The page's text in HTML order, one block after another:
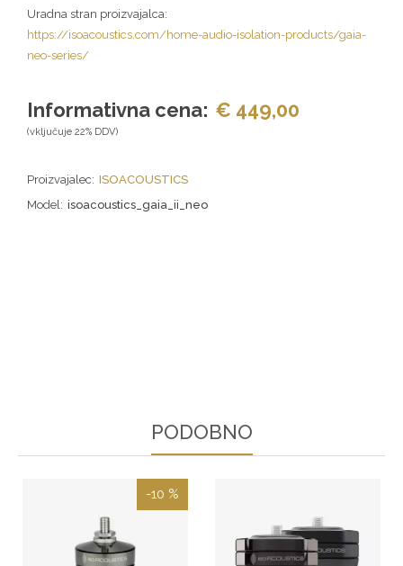
Proizvajalec: ISOACOUSTICS
Model: isoacoustics_gaia_ii_neo
Uradna stran proizvajalca:
https://isoacoustics.com/home-audio-isolation-products/gaia-
neo-series/
Informativna cena: € 449,00
(vključuje 22% DDV)
PODOBNO
-10 %